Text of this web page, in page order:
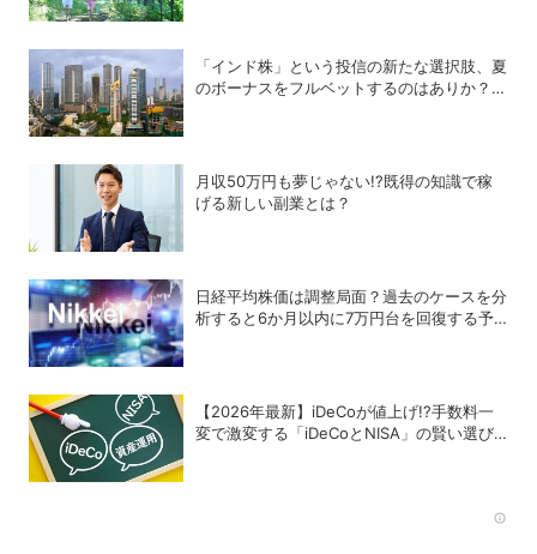
「インド株」という投信の新たな選択肢、夏
のボーナスをフルベットするのはありか？な
月収50万円も夢じゃない!?既得の知識で稼
げる新しい副業とは？
日経平均株価は調整局面？過去のケースを分
析すると6か月以内に7万円台を回復する予
【2026年最新】iDeCoが値上げ!?手数料一
変で激変する「iDeCoとNISA」の賢い選び